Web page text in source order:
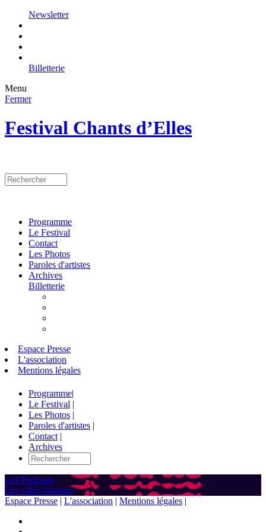
Newsletter
Billetterie
Menu
Fermer
Festival Chants d’Elles
Programme
Le Festival
Contact
Les Photos
Paroles d'artistes
Archives
Billetterie
Espace Presse
L'association
Mentions légales
Programme|
Le Festival |
Les Photos |
Paroles d'artistes |
Contact |
Archives
Les Podcasts
Les cafés chanson
Espace Presse | L'association | Mentions légales |